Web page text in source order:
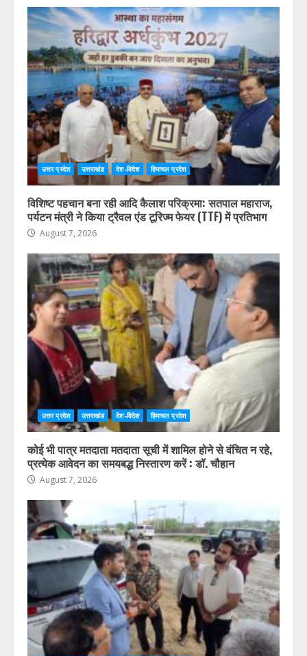
उत्तर प्रदेश उत्तराखंड देश-विदेश हिमाचल प्रदेश
विशिष्ट पहचान बना रही आदि कैलाश परिक्रमा: सतपाल महाराज,
पर्यटन मंत्री ने किया ट्रैवल एंड टूरिज्म फेयर (TTF) में प्रतिभाग
August 7, 2026
उत्तर प्रदेश उत्तराखंड देश-विदेश हिमाचल प्रदेश
कोई भी पात्र मतदाता मतदाता सूची में शामिल होने से वंचित न रहे,
प्रत्येक आवेदन का समयबद्ध निस्तारण करें : डॉ. चौहान
August 7, 2026